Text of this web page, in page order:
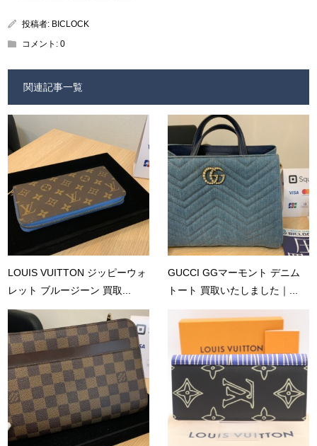
投稿者: BICLOCK
コメント:0
関連記事一覧
LOUIS VUITTON ジッピーウォ
レット ブルージーン 買取...
GUCCI GGマーモント デニム
トート 買取いたしました｜...